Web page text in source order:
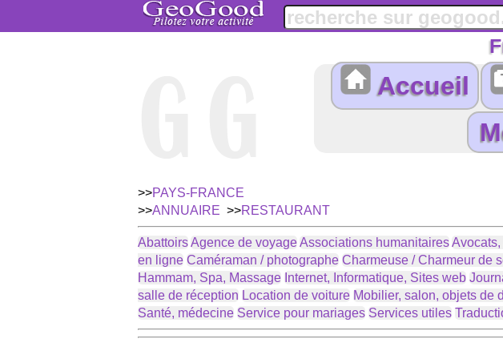
Accueil
>>PAYS-FRANCE
>>ANNUAIRE >>RESTAURANT
AbattoirsAgence de voyageAssociations humanitaires
en ligne Caméraman / photographe Charmeuse / Charmeur de
Hammam, Spa, Massage Internet, Informatique, Sites web
salle de réception Location de voiture Mobilier, salon, objets de
Santé, médecine Service pour mariages Services utiles